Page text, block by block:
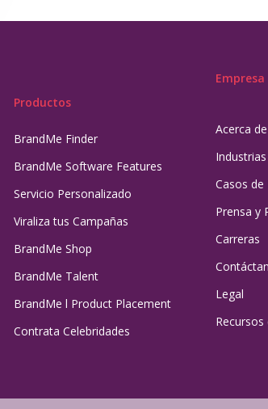
Productos
BrandMe Finder
BrandMe Software Features
Servicio Personalizado
Viraliza tus Campañas
BrandMe Shop
BrandMe Talent
BrandMe l Product Placement
Contrata Celebridades
Empresa
Acerca
Industrias
Casos de
Prensa y
Carreras
Legal